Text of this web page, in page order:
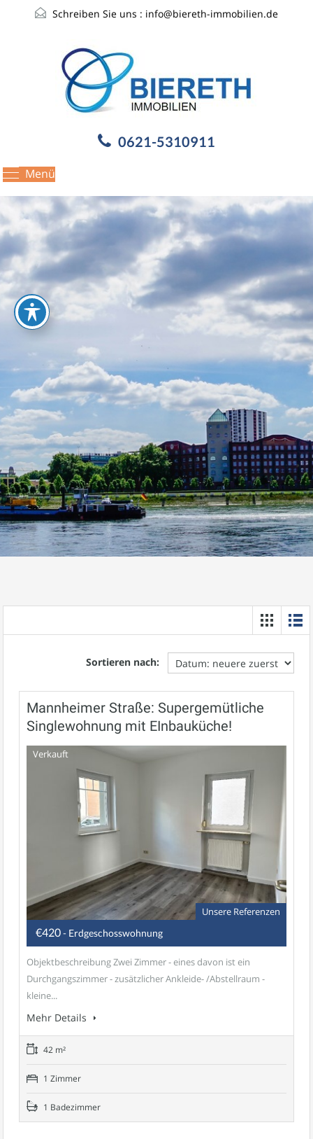
Schreiben Sie uns : info@biereth-immobilien.de
0621-5310911
Menü
Sortieren nach:
Mannheimer Straße: Supergemütliche
Singlewohnung mit EInbauküche!
Verkauft
Unsere Referenzen
€420- Erdgeschosswohnung
Objektbeschreibung Zwei Zimmer - eines davon ist ein
Durchgangszimmer - zusätzlicher Ankleide- /Abstellraum -
kleine...
Mehr Details
42 m²
1 Zimmer
1 Badezimmer